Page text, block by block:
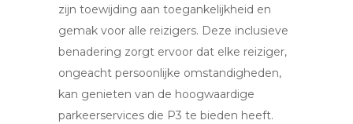
zijn toewijding aan toegankelijkheid en
gemak voor alle reizigers. Deze inclusieve
benadering zorgt ervoor dat elke reiziger,
ongeacht persoonlijke omstandigheden,
kan genieten van de hoogwaardige
parkeerservices die P3 te bieden heeft.